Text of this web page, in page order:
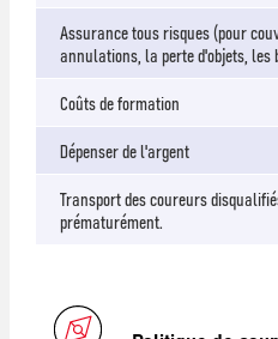
Assurance tous risques (pour
annulations, la perte d'objets, les
Coûts de formation
Dépenser de l'argent
Transport des coureurs
prématurément.